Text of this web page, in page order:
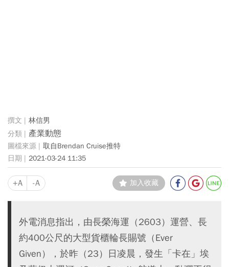
林信男
產業動態
取自Brendan Cruise推特
2021-03-24 11:35
+A -A 加入收藏
外電消息指出，由長榮海運（2603）運營、長
約400公尺的大型貨櫃輪長賜號（Ever
Given），於昨（23）日凌晨，發生「卡在」埃